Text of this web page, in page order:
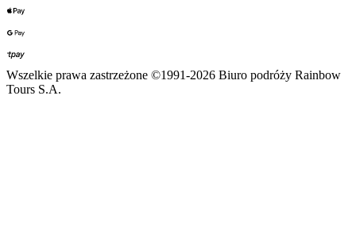
Wszelkie prawa zastrzeżone ©1991-2026 Biuro podróży Rainbow
Tours S.A.